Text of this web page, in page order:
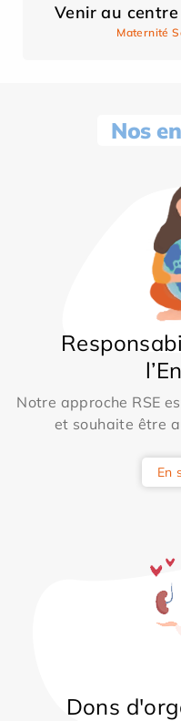
Venir au
Maternité
Nos
Notre approche RSE
et souhaite être
En
Dons